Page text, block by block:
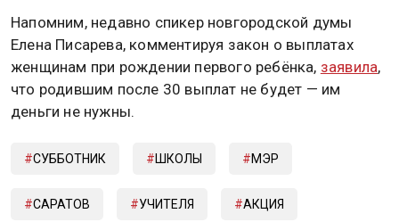
Напомним, недавно спикер новгородской думы
Елена Писарева, комментируя закон о выплатах
женщинам при рождении первого ребёнка, заявила,
что родившим после 30 выплат не будет — им
деньги не нужны.
СУББОТНИК ШКОЛЫ МЭР
САРАТОВ УЧИТЕЛЯ АКЦИЯ